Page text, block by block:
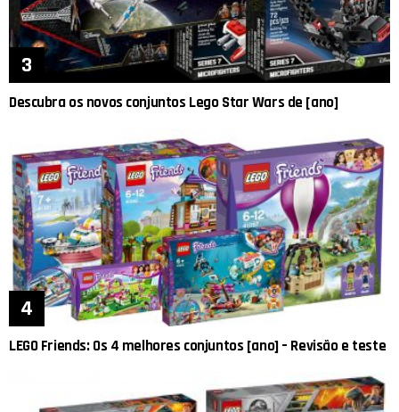
Descubra os novos conjuntos Lego Star Wars de [ano]
LEGO Friends: Os 4 melhores conjuntos [ano] – Revisão e teste